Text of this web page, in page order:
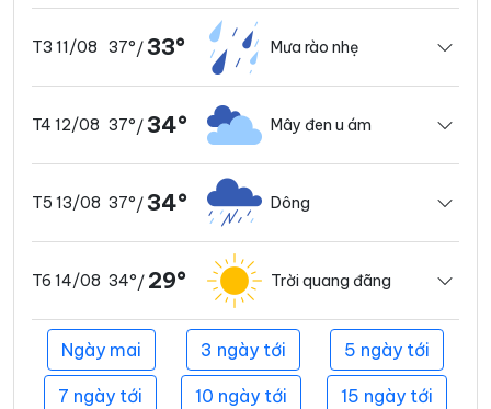
T3 11/08 37°/ 33° Mưa rào nhẹ
T4 12/08 37°/ 34° Mây đen u ám
T5 13/08 37°/ 34° Dông
T6 14/08 34°/ 29° Trời quang đãng
Ngày mai 3 ngày tới 5 ngày tới
7 ngày tới 10 ngày tới 15 ngày tới